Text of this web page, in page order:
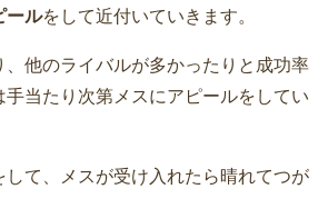
ールをして近付いていきます。
、他のライバルが多かったりと成功率
手当たり次第メスにアピールをしてい
して、メスが受け入れたら晴れてつが